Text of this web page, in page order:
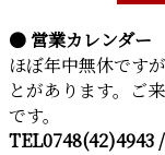
● 営業カレンダー
ほぼ年中無休です
とがあります。ご
です。
TEL0748(42)4943